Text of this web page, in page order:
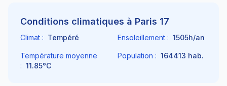
Conditions climatiques à Paris 17
Climat : Tempéré Ensoleillement : 1505h/an
Température moyenne
: 11.85°C
Population : 164413 hab.